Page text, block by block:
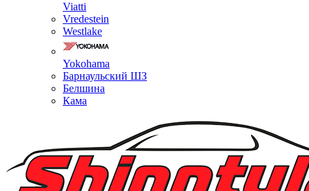
Viatti
Vredestein
Westlake
Yokohama
Барнаульский ШЗ
Белшина
Кама